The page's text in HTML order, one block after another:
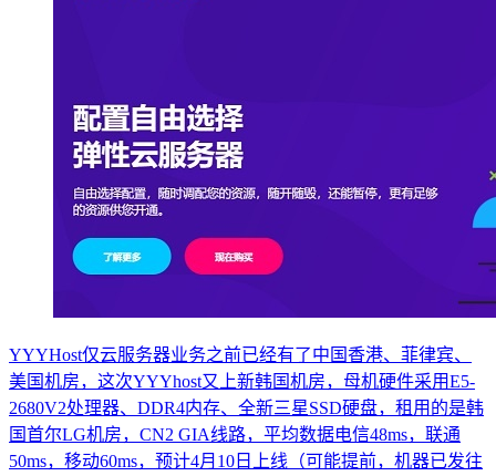
YYYHost仅云服务器业务之前已经有了中国香港、菲律宾、
美国机房，这次YYYhost又上新韩国机房，母机硬件采用E5-
2680V2处理器、DDR4内存、全新三星SSD硬盘，租用的是韩
国首尔LG机房，CN2 GIA线路，平均数据电信48ms，联通
50ms，移动60ms，预计4月10日上线（可能提前，机器已发往